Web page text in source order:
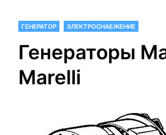
ГЕНЕРАТОР ЭЛЕКТРОСНАБЖЕНИЕ
Генераторы
Marelli